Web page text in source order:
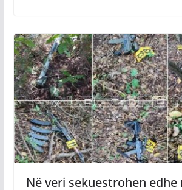
Në veri sekuestrohen edhe